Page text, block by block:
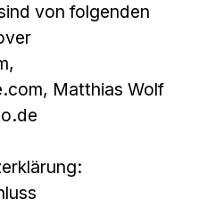
von folgenden
Matthias Wolf